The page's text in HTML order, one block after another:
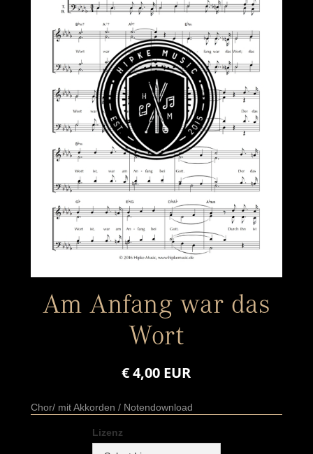
Am Anfang war das
Wort
€ 4,00 EUR
Chor/ mit Akkorden / Notendownload
Lizenz